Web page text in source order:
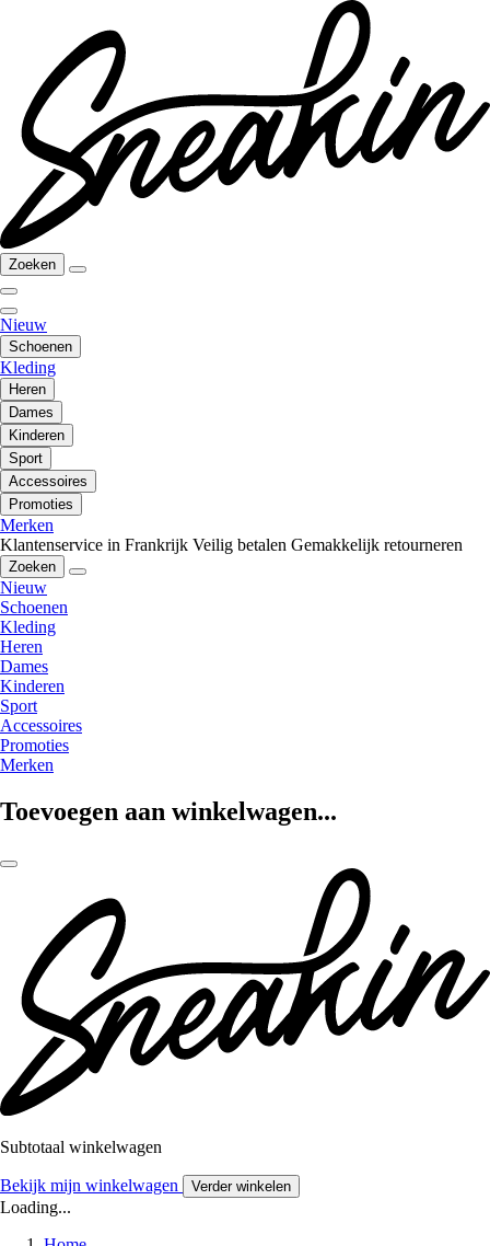
Zoeken
Nieuw
Schoenen
Kleding
Heren
Dames
Kinderen
Sport
Accessoires
Promoties
Merken
Klantenservice in Frankrijk Veilig betalen Gemakkelijk retourneren
Zoeken
Nieuw
Schoenen
Kleding
Heren
Dames
Kinderen
Sport
Accessoires
Promoties
Merken
Toevoegen aan winkelwagen...
Subtotaal winkelwagen
Bekijk mijn winkelwagen Verder winkelen
Loading...